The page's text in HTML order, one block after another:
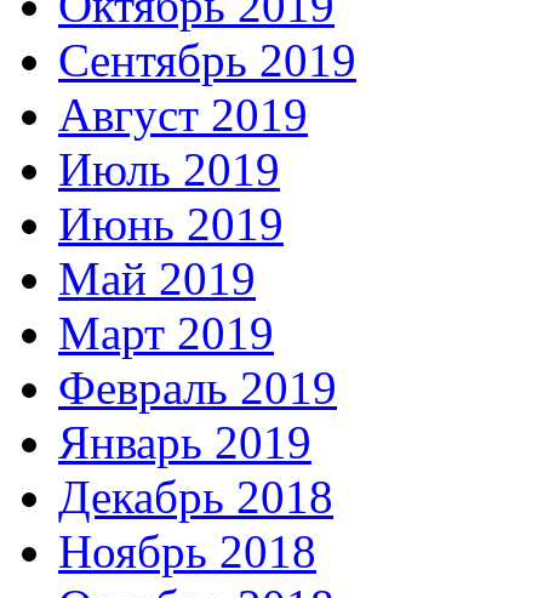
Сентябрь 2019
Август 2019
Июль 2019
Июнь 2019
Май 2019
Март 2019
Февраль 2019
Январь 2019
Декабрь 2018
Ноябрь 2018